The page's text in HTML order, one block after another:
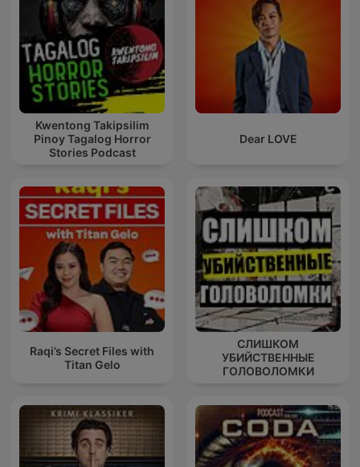
Kwentong Takipsilim
Pinoy Tagalog Horror
Stories Podcast
Dear LOVE
Raqi’s Secret Files with
Titan Gelo
СЛИШКОМ
УБИЙСТВЕННЫЕ
ГОЛОВОЛОМКИ